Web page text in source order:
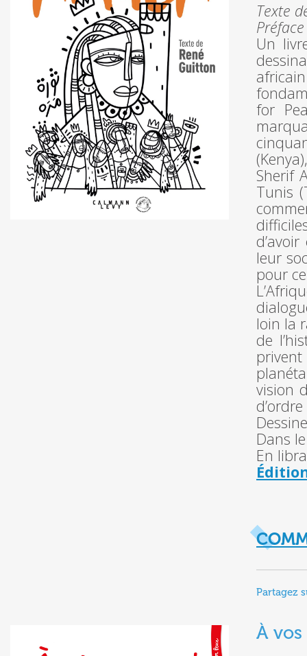
Texte
Préface
Un
for
Sherif
Tunis
leur
pour
loin la
de
vision
Dans
En
Partagez
À